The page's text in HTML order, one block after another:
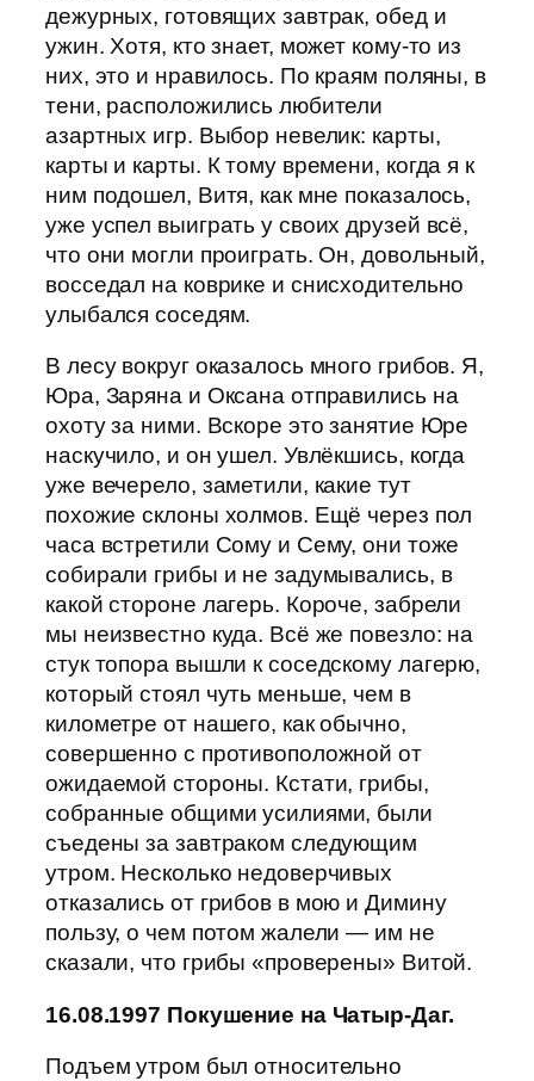
дежурных, готовящих завтрак, обед и
ужин. Хотя, кто знает, может кому-то из
них, это и нравилось. По краям поляны, в
тени, расположились любители
азартных игр. Выбор невелик: карты,
карты и карты. К тому времени, когда я к
ним подошел, Витя, как мне показалось,
уже успел выиграть у своих друзей всё,
что они могли проиграть. Он, довольный,
восседал на коврике и снисходительно
улыбался соседям.
В лесу вокруг оказалось много грибов. Я,
Юра, Заряна и Оксана отправились на
охоту за ними. Вскоре это занятие Юре
наскучило, и он ушел. Увлёкшись, когда
уже вечерело, заметили, какие тут
похожие склоны холмов. Ещё через пол
часа встретили Сому и Сему, они тоже
собирали грибы и не задумывались, в
какой стороне лагерь. Короче, забрели
мы неизвестно куда. Всё же повезло: на
стук топора вышли к соседскому лагерю,
который стоял чуть меньше, чем в
километре от нашего, как обычно,
совершенно с противоположной от
ожидаемой стороны. Кстати, грибы,
собранные общими усилиями, были
съедены за завтраком следующим
утром. Несколько недоверчивых
отказались от грибов в мою и Димину
пользу, о чем потом жалели — им не
сказали, что грибы «проверены» Витой.
16.08.1997 Покушение на Чатыр-Даг.
Подъем утром был относительно